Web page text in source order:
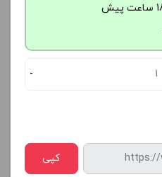
-
کپی